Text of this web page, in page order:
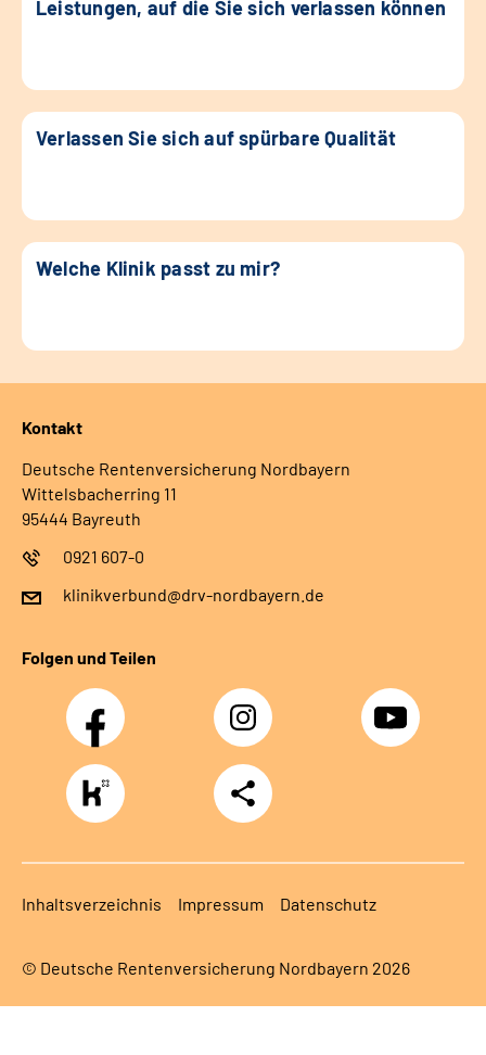
Leistungen, auf die Sie sich verlassen können
Verlassen Sie sich auf spürbare Qualität
Welche Klinik passt zu mir?
Kontakt
Deutsche Rentenversicherung Nordbayern
Wittelsbacherring 11
95444 Bayreuth
0921 607-0
klinikverbund@drv-nordbayern.de
Folgen und Teilen
Facebook Instagram Youtube
https://www.kununu.com/de/deutsche-
rentenversicherung-
nordbayern6
Teilen
Inhaltsverzeichnis Impressum Datenschutz
© Deutsche Rentenversicherung Nordbayern 2026